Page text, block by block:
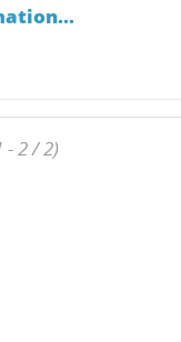
- 2 / 2)